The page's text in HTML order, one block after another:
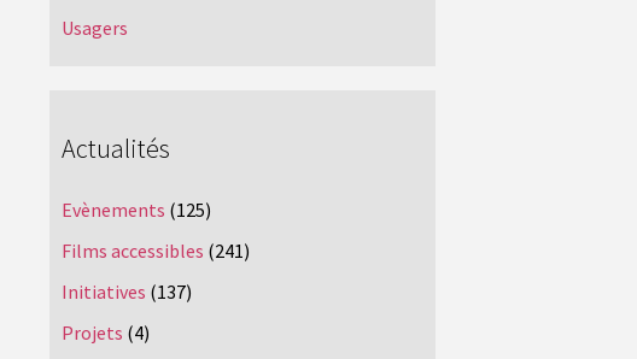
Usagers
Actualités
Evènements (125)
Films accessibles (241)
Initiatives (137)
Projets (4)